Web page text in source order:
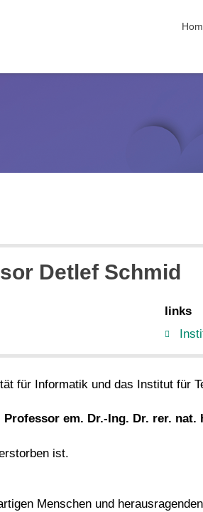
Detlef Schmid
links
für Informatik und das Institut für
Professor em. Dr.-Ing. Dr. rer. nat.
ist.
Menschen und